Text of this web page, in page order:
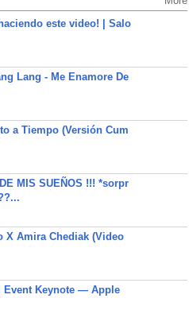
este video! | Salo
Lang - Me Enamore De
a Tiempo (Versión Cum
MIS SUEÑOS !!! *sorpr
X Amira Chediak (Video
Event Keynote — Apple